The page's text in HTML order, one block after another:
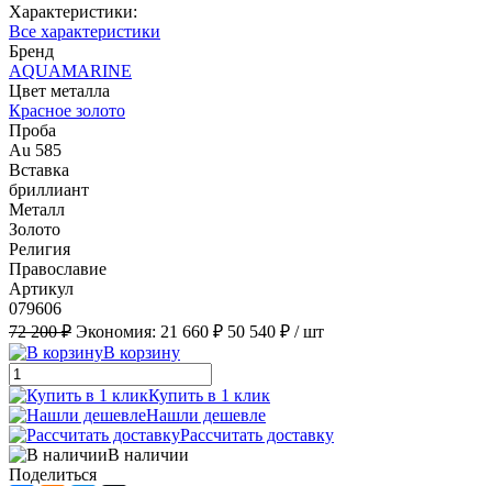
Характеристики:
Все характеристики
Бренд
AQUAMARINE
Цвет металла
Красное золото
Проба
Au 585
Вставка
бриллиант
Металл
Золото
Религия
Православие
Артикул
079606
72 200 ₽ Экономия: 21 660 ₽ 50 540 ₽ / шт
В корзину
Купить в 1 клик
Нашли дешевле
Рассчитать доставку
В наличии
Поделиться